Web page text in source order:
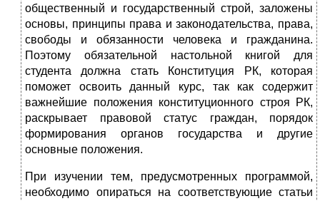
общественный и государственный строй, заложены
основы, принципы права и законодательства, права,
свободы и обязанности человека и гражданина.
Поэтому обязательной настольной книгой для
студента должна стать Конституция РК, которая
поможет освоить данный курс, так как содержит
важнейшие положения конституционного строя РК,
раскрывает правовой статус граждан, порядок
формирования органов государства и другие
основные положения.
При изучении тем, предусмотренных программой,
необходимо опираться на соответствующие статьи